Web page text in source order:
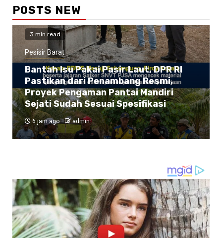
POSTS NEW
3 min read
Pesisir Barat
Bantah Isu Pakai Pasir Laut, DPR RI
Pastikan dari Penambang Resmi,
Proyek Pengaman Pantai Mandiri
Sejati Sudah Sesuai Spesifikasi
6 jam ago admin